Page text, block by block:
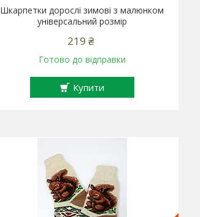
Шкарпетки дорослі зимові з малюнком
універсальний розмір
219 ₴
Готово до відправки
Купити